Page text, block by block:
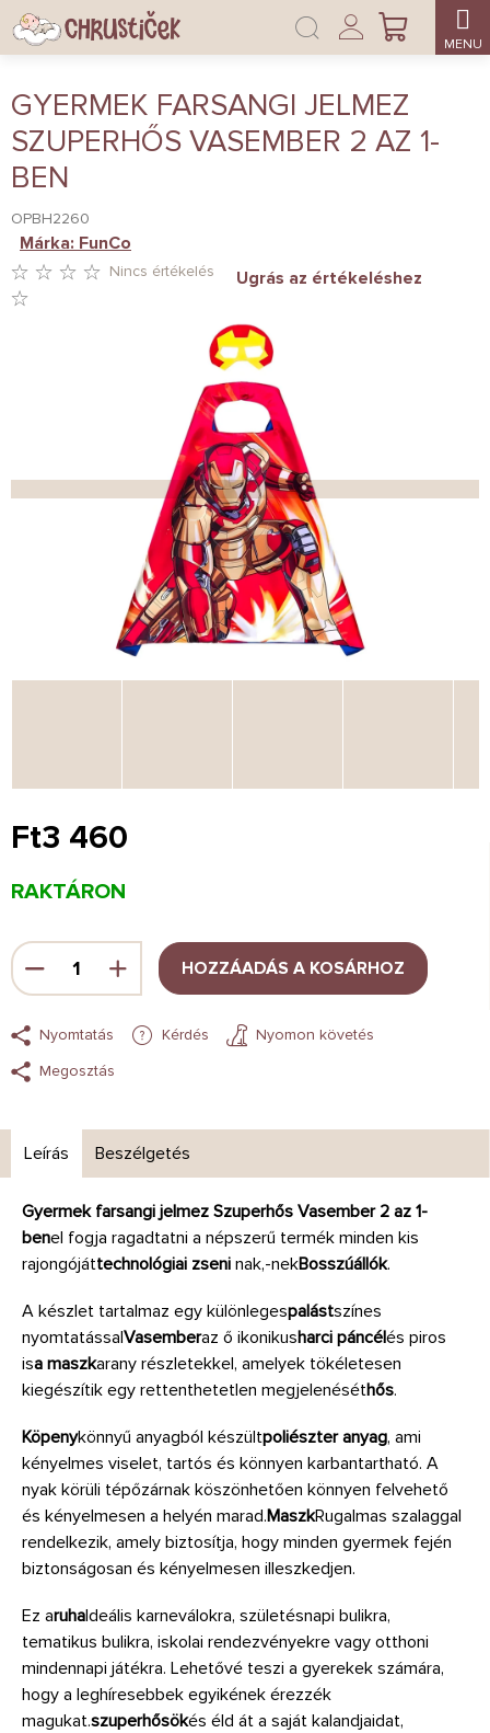
Ugrás
fő
KOSÁR
Bejelentkezés
GYERMEK FARSANGI JELMEZ
SZUPERHŐS VASEMBER 2 AZ 1-
BEN
OPBH2260
CSILLAG.
Nincs értékelés Ugrás az értékeléshez
Márka: FunCo
Ft3 460
Egységár:
RAKTÁRON
HOZZÁADÁS A KOSÁRHOZ
Nyomtatás Kérdés
Nyomon követés
Megosztás
Leírás Beszélgetés
Gyermek farsangi jelmez Szuperhős Vasember 2 az 1-
benel fogja ragadtatni a népszerű termék minden kis
rajongójáttechnológiai zseni nak,-nekBosszúállók.
A készlet tartalmaz egy különlegespalástszínes
nyomtatássalVasemberaz ő ikonikusharci páncélés piros
isa maszkarany részletekkel, amelyek tökéletesen
kiegészítik egy rettenthetetlen megjelenéséthős.
Köpenykönnyű anyagból készültpoliészter anyag, ami
kényelmes viselet, tartós és könnyen karbantartható. A
nyak körüli tépőzárnak köszönhetően könnyen felvehető
és kényelmesen a helyén marad.MaszkRugalmas szalaggal
rendelkezik, amely biztosítja, hogy minden gyermek fején
biztonságosan és kényelmesen illeszkedjen.
Ez aruhaIdeális karneválokra, születésnapi bulikra,
tematikus bulikra, iskolai rendezvényekre vagy otthoni
mindennapi játékra. Lehetővé teszi a gyerekek számára,
hogy a leghíresebbek egyikének érezzék
magukat.szuperhősökés éld át a saját kalandjaidat,